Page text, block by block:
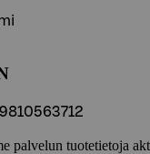
palvelun tuotetietoja